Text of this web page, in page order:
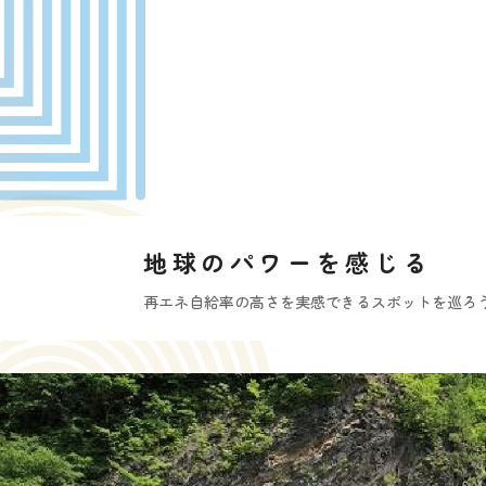
地球のパワーを感じる
再エネ自給率の高さを実感できるスポットを巡ろ